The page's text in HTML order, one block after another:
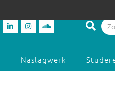
Naslagwerk